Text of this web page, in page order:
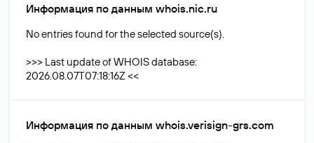
Информация по данным whois.nic.ru
No entries found for the selected source(s).
>>> Last update of WHOIS database:
2026.08.07T07:18:16Z <<
Информация по данным whois.verisign-grs.com